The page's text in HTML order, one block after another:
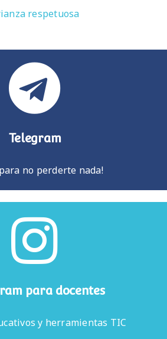
respetuosa
Telegram
no perderte nada!
para docentes
y herramientas TIC